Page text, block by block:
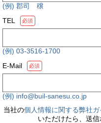
(例) 郡司 穣
TEL
必須
(例) 03-3516-1700
E-Mail
必須
(例) info@buil-sanesu.co.jp
当社の個人情報に関する弊社
いただけたら、送信